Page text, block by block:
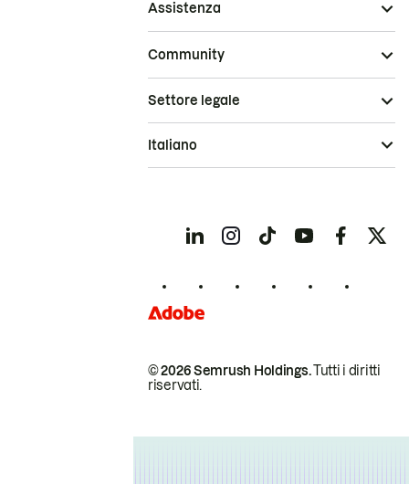
Assistenza
Community
© 2026 Semrush Holdings.Tutti i diritti
riservati.
Settore legale
Italiano